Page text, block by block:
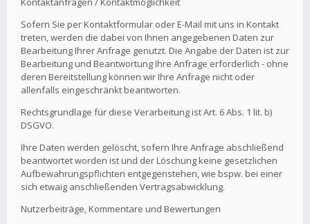
Sofern Sie per Kontaktformular oder E-Mail mit uns in Kontakt
treten, werden die dabei von Ihnen angegebenen Daten zur
Bearbeitung Ihrer Anfrage genutzt. Die Angabe der Daten ist zur
Bearbeitung und Beantwortung Ihre Anfrage erforderlich - ohne
deren Bereitstellung können wir Ihre Anfrage nicht oder
allenfalls eingeschränkt beantworten.
Rechtsgrundlage für diese Verarbeitung ist Art. 6 Abs. 1 lit. b)
DSGVO.
Ihre Daten werden gelöscht, sofern Ihre Anfrage abschließend
beantwortet worden ist und der Löschung keine gesetzlichen
Aufbewahrungspflichten entgegenstehen, wie bspw. bei einer
sich etwaig anschließenden Vertragsabwicklung.
Nutzerbeiträge, Kommentare und Bewertungen